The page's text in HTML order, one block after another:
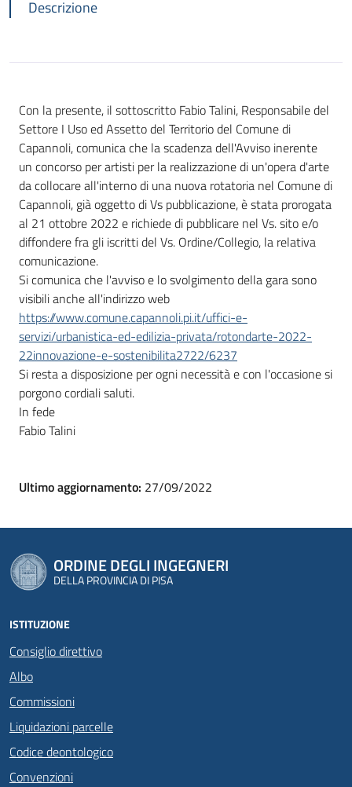
Descrizione
Con la presente, il sottoscritto Fabio Talini, Responsabile del
Settore I Uso ed Assetto del Territorio del Comune di
Capannoli, comunica che la scadenza dell'Avviso inerente
un concorso per artisti per la realizzazione di un'opera d'arte
da collocare all'interno di una nuova rotatoria nel Comune di
Capannoli, già oggetto di Vs pubblicazione, è stata prorogata
al 21 ottobre 2022 e richiede di pubblicare nel Vs. sito e/o
diffondere fra gli iscritti del Vs. Ordine/Collegio, la relativa
comunicazione.
Si comunica che l'avviso e lo svolgimento della gara sono
visibili anche all'indirizzo web
https://www.comune.capannoli.pi.it/uffici-e-
servizi/urbanistica-ed-edilizia-privata/rotondarte-2022-
22innovazione-e-sostenibilita2722/6237
Si resta a disposizione per ogni necessità e con l'occasione si
porgono cordiali saluti.
In fede
Fabio Talini
Ultimo aggiornamento: 27/09/2022
ORDINE DEGLI INGEGNERI
DELLA PROVINCIA DI PISA
ISTITUZIONE
Consiglio direttivo
Albo
Commissioni
Liquidazioni parcelle
Codice deontologico
Convenzioni